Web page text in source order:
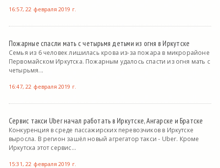
16:57, 22 февраля 2019 г.
Пожарные спасли мать с четырьмя детьми из огня в Иркутске
Семья из 6 человек лишилась крова из-за пожара в микрорайоне
Первомайском Иркутска. Пожарным удалось спасти из огня мать с
четырьмя...
16:47, 22 февраля 2019 г.
Сервис такси Uber начал работать в Иркутске, Ангарске и Братске
Конкуренция в среде пассажирских перевозчиков в Иркутске
выросла. В регион зашёл новый агрегатор такси - Uber. Кроме
Иркутска этот сервис...
15:31, 22 февраля 2019 г.